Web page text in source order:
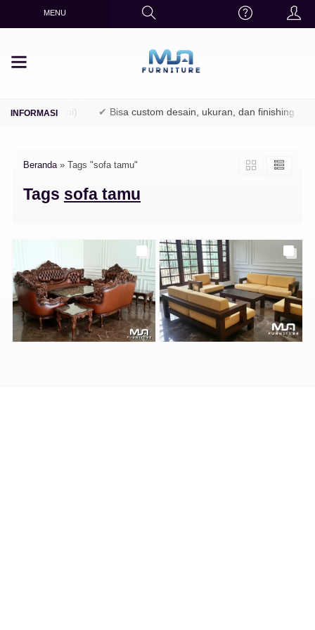
MENU
/ Perhutani) ✔ Bisa custom desain, ukuran, dan finishing
Beranda» Tags "sofa tamu"
Tags sofa tamu